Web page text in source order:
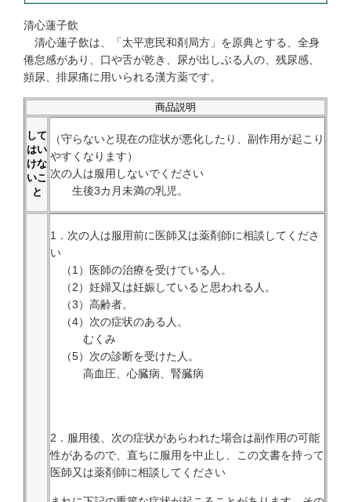
清心蓮子飲
清心蓮子飲は、「太平恵民和剤局方」を原典とする、全身
倦怠感があり、口や舌が乾き、尿が出しぶる人の、残尿感、
頻尿、排尿痛に用いられる漢方薬です。
商品説明
して
はい
けな
いこ
と
（守らないと現在の症状が悪化したり、副作用が起こり
やすくなります）
次の人は服用しないでください
生後3カ月未満の乳児。
1．次の人は服用前に医師又は薬剤師に相談してくださ
い
（1）医師の治療を受けている人。
（2）妊婦又は妊娠していると思われる人。
（3）高齢者。
（4）次の症状のある人。
むくみ
（5）次の診断を受けた人。
高血圧、心臓病、腎臓病
2．服用後、次の症状があらわれた場合は副作用の可能
性があるので、直ちに服用を中止し、この文書を持って
医師又は薬剤師に相談してください